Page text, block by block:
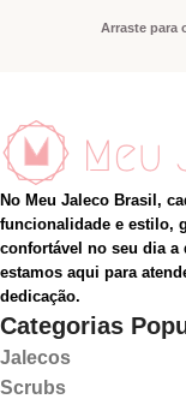
Arraste para
No Meu Jaleco Brasil,
funcionalidade e estilo,
confortável no seu dia a
estamos aqui para
dedicação.
Categorias
Jalecos
Scrubs